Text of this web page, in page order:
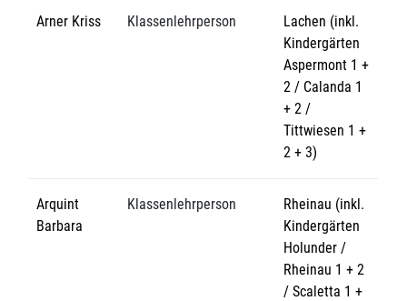
Arner Kriss Klassenlehrperson
Lachen (inkl.
Kindergärten
Aspermont 1 +
2 / Calanda 1
+ 2 /
Tittwiesen 1 +
2 + 3)
Arquint
Barbara
Klassenlehrperson
Rheinau (inkl.
Kindergärten
Holunder /
Rheinau 1 + 2
/ Scaletta 1 +